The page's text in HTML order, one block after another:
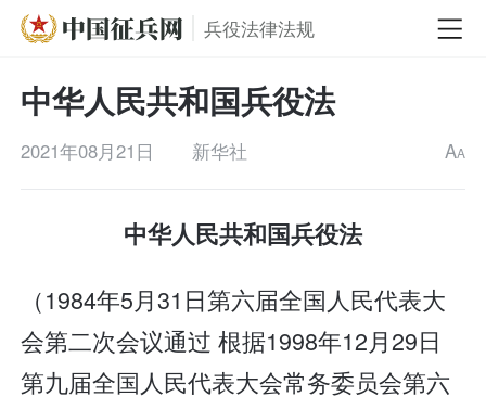
兵役法律法规
中华人民共和国兵役法
2021年08月21日 新华社 AA
中华人民共和国兵役法
（1984年5月31日第六届全国人民代表大
会第二次会议通过 根据1998年12月29日
第九届全国人民代表大会常务委员会第六